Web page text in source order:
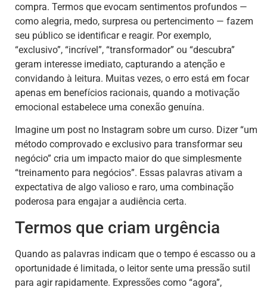
compra. Termos que evocam sentimentos profundos —
como alegria, medo, surpresa ou pertencimento — fazem
seu público se identificar e reagir. Por exemplo,
“exclusivo”, “incrível”, “transformador” ou “descubra”
geram interesse imediato, capturando a atenção e
convidando à leitura. Muitas vezes, o erro está em focar
apenas em benefícios racionais, quando a motivação
emocional estabelece uma conexão genuína.
Imagine um post no Instagram sobre um curso. Dizer “um
método comprovado e exclusivo para transformar seu
negócio” cria um impacto maior do que simplesmente
“treinamento para negócios”. Essas palavras ativam a
expectativa de algo valioso e raro, uma combinação
poderosa para engajar a audiência certa.
Termos que criam urgência
Quando as palavras indicam que o tempo é escasso ou a
oportunidade é limitada, o leitor sente uma pressão sutil
para agir rapidamente. Expressões como “agora”,